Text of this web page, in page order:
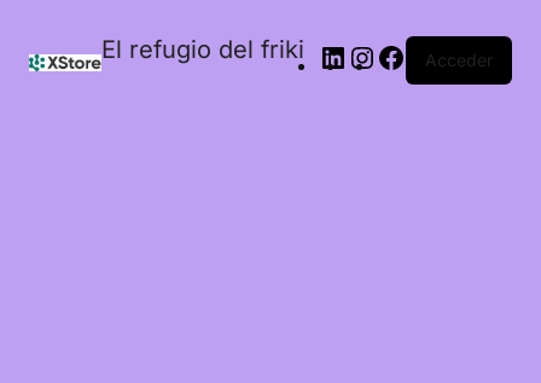
El refugio del friki Acceder